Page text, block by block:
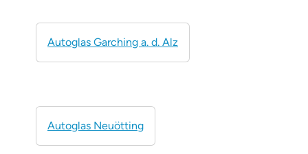
Autoglas Garching a. d. Alz
Autoglas Neuötting